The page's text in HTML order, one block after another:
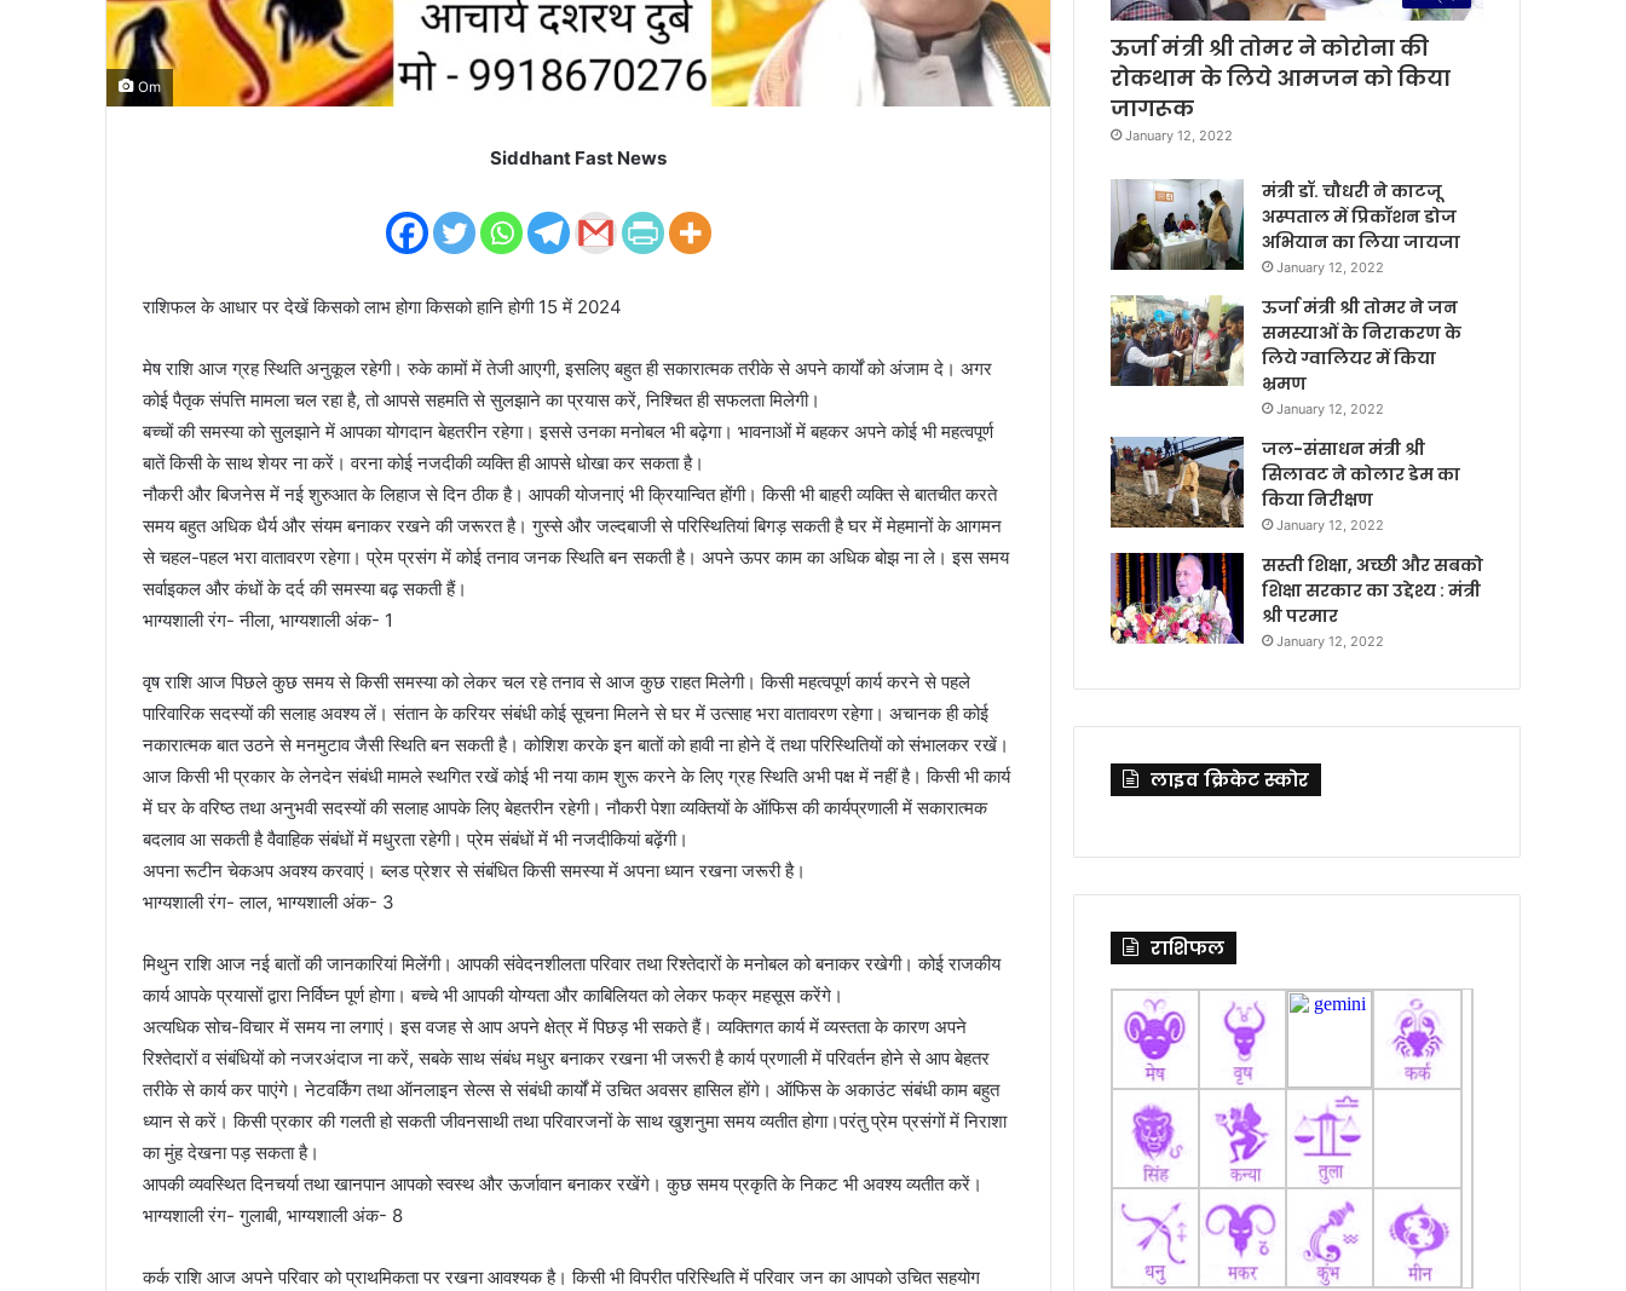
Om
Siddhant Fast News
राशिफल के आधार पर देखें किसको लाभ होगा किसको हानि होगी 15 में 2024
मेष राशि आज ग्रह स्थिति अनुकूल रहेगी। रुके कामों में तेजी आएगी, इसलिए बहुत ही सकारात्मक तरीके से अपने कार्यों को अंजाम दे। अगर
कोई पैतृक संपत्ति मामला चल रहा है, तो आपसे सहमति से सुलझाने का प्रयास करें, निश्चित ही सफलता मिलेगी।
बच्चों की समस्या को सुलझाने में आपका योगदान बेहतरीन रहेगा। इससे उनका मनोबल भी बढ़ेगा। भावनाओं में बहकर अपने कोई भी महत्वपूर्ण
बातें किसी के साथ शेयर ना करें। वरना कोई नजदीकी व्यक्ति ही आपसे धोखा कर सकता है।
नौकरी और बिजनेस में नई शुरुआत के लिहाज से दिन ठीक है। आपकी योजनाएं भी क्रियान्वित होंगी। किसी भी बाहरी व्यक्ति से बातचीत करते
समय बहुत अधिक धैर्य और संयम बनाकर रखने की जरूरत है। गुस्से और जल्दबाजी से परिस्थितियां बिगड़ सकती है घर में मेहमानों के आगमन
से चहल-पहल भरा वातावरण रहेगा। प्रेम प्रसंग में कोई तनाव जनक स्थिति बन सकती है। अपने ऊपर काम का अधिक बोझ ना ले। इस समय
सर्वाइकल और कंधों के दर्द की समस्या बढ़ सकती हैं।
भाग्यशाली रंग- नीला, भाग्यशाली अंक- 1
वृष राशि आज पिछले कुछ समय से किसी समस्या को लेकर चल रहे तनाव से आज कुछ राहत मिलेगी। किसी महत्वपूर्ण कार्य करने से पहले
पारिवारिक सदस्यों की सलाह अवश्य लें। संतान के करियर संबंधी कोई सूचना मिलने से घर में उत्साह भरा वातावरण रहेगा। अचानक ही कोई
नकारात्मक बात उठने से मनमुटाव जैसी स्थिति बन सकती है। कोशिश करके इन बातों को हावी ना होने दें तथा परिस्थितियों को संभालकर रखें।
आज किसी भी प्रकार के लेनदेन संबंधी मामले स्थगित रखें कोई भी नया काम शुरू करने के लिए ग्रह स्थिति अभी पक्ष में नहीं है। किसी भी कार्य
में घर के वरिष्ठ तथा अनुभवी सदस्यों की सलाह आपके लिए बेहतरीन रहेगी। नौकरी पेशा व्यक्तियों के ऑफिस की कार्यप्रणाली में सकारात्मक
बदलाव आ सकती है वैवाहिक संबंधों में मधुरता रहेगी। प्रेम संबंधों में भी नजदीकियां बढ़ेंगी।
अपना रूटीन चेकअप अवश्य करवाएं। ब्लड प्रेशर से संबंधित किसी समस्या में अपना ध्यान रखना जरूरी है।
भाग्यशाली रंग- लाल, भाग्यशाली अंक- 3
मिथुन राशि आज नई बातों की जानकारियां मिलेंगी। आपकी संवेदनशीलता परिवार तथा रिश्तेदारों के मनोबल को बनाकर रखेगी। कोई राजकीय
कार्य आपके प्रयासों द्वारा निर्विघ्न पूर्ण होगा। बच्चे भी आपकी योग्यता और काबिलियत को लेकर फक्र महसूस करेंगे।
अत्यधिक सोच-विचार में समय ना लगाएं। इस वजह से आप अपने क्षेत्र में पिछड़ भी सकते हैं। व्यक्तिगत कार्य में व्यस्तता के कारण अपने
रिश्तेदारों व संबंधियों को नजरअंदाज ना करें, सबके साथ संबंध मधुर बनाकर रखना भी जरूरी है कार्य प्रणाली में परिवर्तन होने से आप बेहतर
तरीके से कार्य कर पाएंगे। नेटवर्किंग तथा ऑनलाइन सेल्स से संबंधी कार्यों में उचित अवसर हासिल होंगे। ऑफिस के अकाउंट संबंधी काम बहुत
ध्यान से करें। किसी प्रकार की गलती हो सकती जीवनसाथी तथा परिवारजनों के साथ खुशनुमा समय व्यतीत होगा।परंतु प्रेम प्रसंगों में निराशा
का मुंह देखना पड़ सकता है।
आपकी व्यवस्थित दिनचर्या तथा खानपान आपको स्वस्थ और ऊर्जावान बनाकर रखेंगे। कुछ समय प्रकृति के निकट भी अवश्य व्यतीत करें।
भाग्यशाली रंग- गुलाबी, भाग्यशाली अंक- 8
कर्क राशि आज अपने परिवार को प्राथमिकता पर रखना आवश्यक है। किसी भी विपरीत परिस्थिति में परिवार जन का आपको उचित सहयोग
ऊर्जा मंत्री श्री तोमर ने कोरोना की
रोकथाम के लिये आमजन को किया
जागरूक
January 12, 2022
मंत्री डॉ. चौधरी ने काटजू
अस्पताल में प्रिकॉशन डोज
अभियान का लिया जायजा
January 12, 2022
ऊर्जा मंत्री श्री तोमर ने जन
समस्याओं के निराकरण के
लिये ग्वालियर में किया
भ्रमण
January 12, 2022
जल-संसाधन मंत्री श्री
सिलावट ने कोलार डेम का
किया निरीक्षण
January 12, 2022
सस्ती शिक्षा, अच्छी और सबको
शिक्षा सरकार का उद्देश्य : मंत्री
श्री परमार
January 12, 2022
लाइव क्रिकेट स्कोर
राशिफल